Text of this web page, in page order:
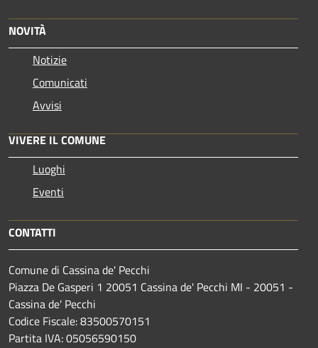
NOVITÀ
Notizie
Comunicati
Avvisi
VIVERE IL COMUNE
Luoghi
Eventi
CONTATTI
Comune di Cassina de' Pecchi
Piazza De Gasperi 1 20051 Cassina de' Pecchi MI - 20051 -
Cassina de' Pecchi
Codice Fiscale: 83500570151
Partita IVA: 05056590150